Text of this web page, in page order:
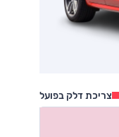
צריכת דלק בפועל